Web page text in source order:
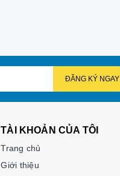
ĐĂNG KÝ NGAY
TÀI KHOẢN CỦA TÔI
Trang chủ
Giới thiệu